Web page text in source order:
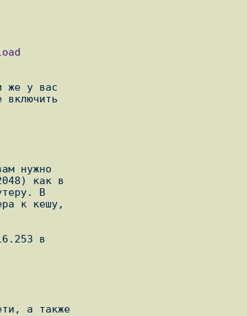
же у вас
включить
нужно
как в
В
к кешу,
в
а также